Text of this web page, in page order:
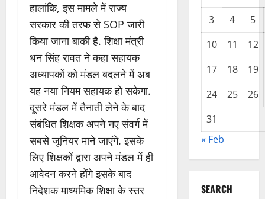
हालांकि, इस मामले में राज्य
सरकार की तरफ से SOP जारी
किया जाना बाकी है. शिक्षा मंत्री
धन सिंह रावत ने कहा सहायक
अध्यापकों को मंडल बदलने में अब
यह नया नियम सहायक हो सकेगा.
दूसरे मंडल में तैनाती लेने के बाद
संबंधित शिक्षक अपने नए संवर्ग में
सबसे जूनियर माने जाएंगे. इसके
लिए शिक्षकों द्वारा अपने मंडल में ही
आवेदन करने होंगे इसके बाद
निदेशक माध्यमिक शिक्षा के स्तर
3 4
5
10
11
12
17
18
19
24
25
26
31
« Feb
SEARCH